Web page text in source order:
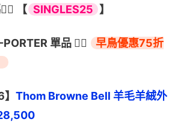
【 SINGLES25 】
單品 👉🏻
早鳥優惠75折
Thom Browne Bell 羊毛羊絨外